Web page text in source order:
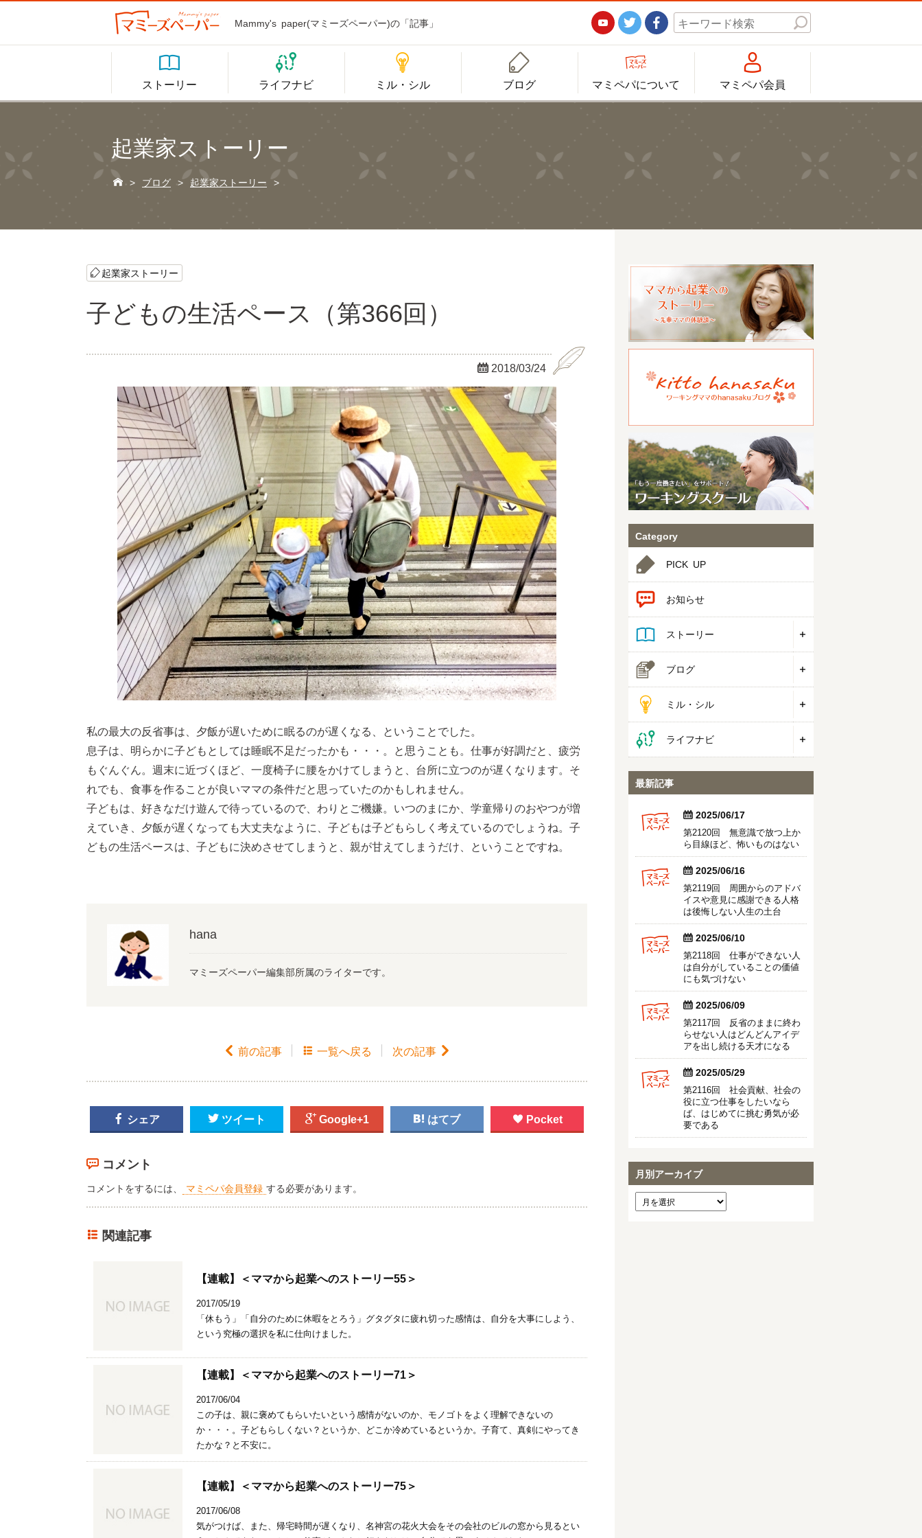
Mammy's paper(マミーズペーパー)の「記事」   

ストーリー

ライフナビ

ミル・シル

ブログ

マミペパについて

マミペパ会員
起業家ストーリー
 > ブログ > 起業家ストーリー >
起業家ストーリー
子どもの生活ペース（第366回）
 2018/03/24
私の最大の反省事は、夕飯が遅いために眠るのが遅くなる、ということでした。
息子は、明らかに子どもとしては睡眠不足だったかも・・・。と思うことも。仕事が好調だと、疲労
もぐんぐん。週末に近づくほど、一度椅子に腰をかけてしまうと、台所に立つのが遅くなります。そ
れでも、食事を作ることが良いママの条件だと思っていたのかもしれません。
子どもは、好きなだけ遊んで待っているので、わりとご機嫌。いつのまにか、学童帰りのおやつが増
えていき、夕飯が遅くなっても大丈夫なように、子どもは子どもらしく考えているのでしょうね。子
どもの生活ペースは、子どもに決めさせてしまうと、親が甘えてしまうだけ、ということですね。
hana
マミーズペーパー編集部所属のライターです。
 前の記事  一覧へ戻る 次の記事 
 シェア  ツイート  Google+1  はてブ  Pocket
コメント
コメントをするには、 マミペパ会員登録 する必要があります。
関連記事
【連載】＜ママから起業へのストーリー55＞
2017/05/19
「休もう」「自分のために休暇をとろう」グタグタに疲れ切った感情は、自分を大事にしよう、
という究極の選択を私に仕向けました。
【連載】＜ママから起業へのストーリー71＞
2017/06/04
この子は、親に褒めてもらいたいという感情がないのか、モノゴトをよく理解できないの
か・・・。子どもらしくない？というか、どこか冷めているというか。子育て、真剣にやってき
たかな？と不安に。
【連載】＜ママから起業へのストーリー75＞
2017/06/08
気がつけば、また、帰宅時間が遅くなり、名神宮の花火大会をその会社のビルの窓から見るとい
Category
PICK UP
お知らせ
ストーリー
ブログ
ミル・シル
ライフナビ
最新記事
  2025/06/17
第2120回 無意識で放つ上か
ら目線ほど、怖いものはない
  2025/06/16
第2119回 周囲からのアドバ
イスや意見に感謝できる人格
は後悔しない人生の土台
  2025/06/10
第2118回 仕事ができない人
は自分がしていることの価値
にも気づけない
  2025/06/09
第2117回 反省のままに終わ
らせない人はどんどんアイデ
アを出し続ける天才になる
  2025/05/29
第2116回 社会貢献、社会の
役に立つ仕事をしたいなら
ば、はじめてに挑む勇気が必
要である
月別アーカイブ